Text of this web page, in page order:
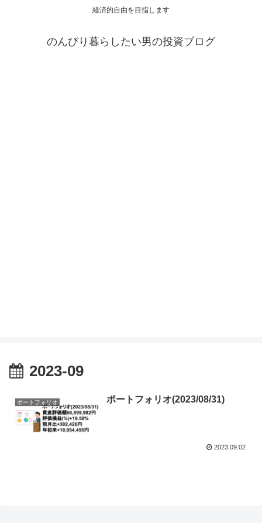
経済的自由を目指します
のんびり暮らしたい男の投資ブログ
2023-09
ポートフォリオ ポートフォリオ(2023/08/31)
2023.09.02